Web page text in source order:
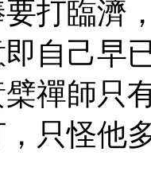
打臨濟
自己早
禪師只
只怪他